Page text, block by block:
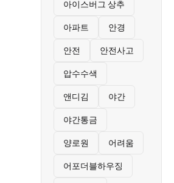
아이스버그 상추
아파트 안경
안전 안전사고
압수수색
앤디김 야간
야간통금
양로원 어려움
어포더블하우징